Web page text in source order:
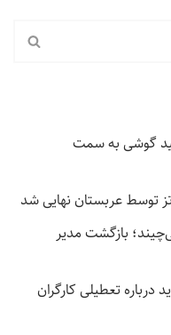
گوشی به سمت
بازگشت مدیر
تعطیلی کارگران